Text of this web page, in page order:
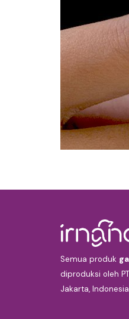
Semua produk
diproduksi oleh
Jakarta,